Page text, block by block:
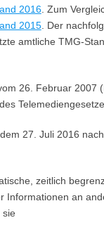
2016. Zum
2015. Der
amtliche TMG-
26. Februar 2007
27. Juli 2016
zeitlich
Informationen an
sie